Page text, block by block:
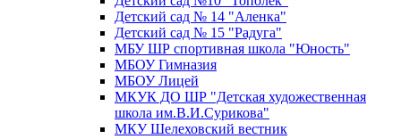
Детский сад № 14 "Аленка"
Детский сад № 15 "Радуга"
МБУ ШР спортивная школа "Юность"
МБОУ Гимназия
МБОУ Лицей
МКУК ДО ШР "Детская художественная
школа им.В.И.Сурикова"
МКУ Шелеховский вестник